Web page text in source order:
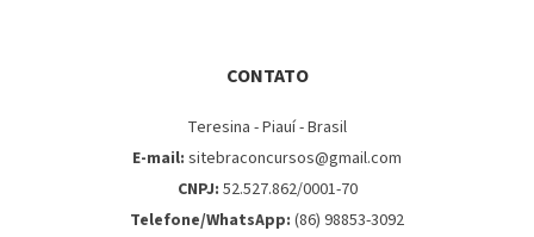
CONTATO
Teresina - Piauí - Brasil
E-mail: sitebraconcursos@gmail.com
CNPJ: 52.527.862/0001-70
Telefone/WhatsApp: (86) 98853-3092